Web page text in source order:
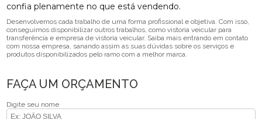
confia plenamente no que está vendendo.
Desenvolvemos cada trabalho de uma forma profissional e objetiva. Com isso,
conseguimos disponibilizar outros trabalhos, como vistoria veicular para
transferência e empresa de vistoria veicular. Saiba mais entrando em contato
com nossa empresa, sanando assim as suas dúvidas sobre os serviços e
produtos disponibilizados pelo ramo com a melhor marca.
FAÇA UM ORÇAMENTO
Digite seu nome